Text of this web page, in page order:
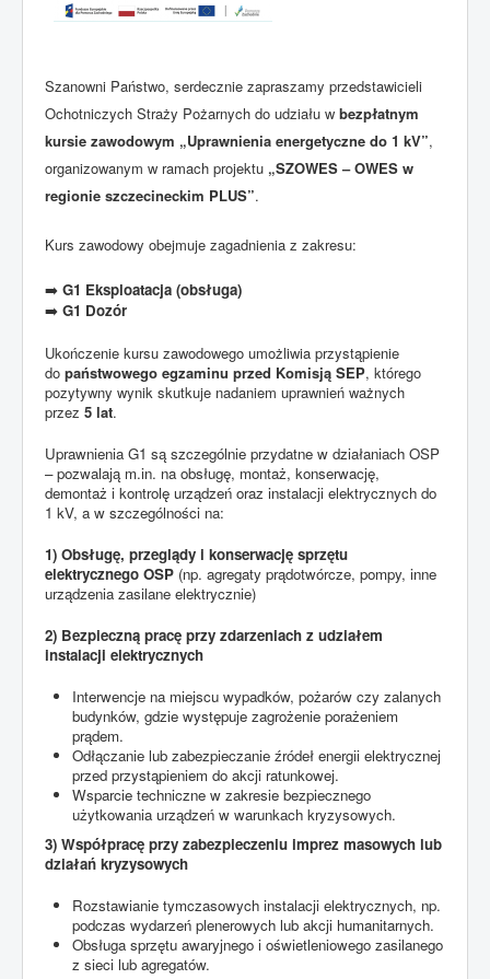
Szanowni Państwo, serdecznie zapraszamy przedstawicieli
Ochotniczych Straży Pożarnych do udziału w bezpłatnym
kursie zawodowym „Uprawnienia energetyczne do 1 kV”,
organizowanym w ramach projektu „SZOWES – OWES w
regionie szczecineckim PLUS”.
Kurs zawodowy obejmuje zagadnienia z zakresu:
➡️ G1 Eksploatacja (obsługa)
➡️ G1 Dozór
Ukończenie kursu zawodowego umożliwia przystąpienie
do państwowego egzaminu przed Komisją SEP, którego
pozytywny wynik skutkuje nadaniem uprawnień ważnych
przez 5 lat.
Uprawnienia G1 są szczególnie przydatne w działaniach OSP
– pozwalają m.in. na obsługę, montaż, konserwację,
demontaż i kontrolę urządzeń oraz instalacji elektrycznych do
1 kV, a w szczególności na:
1) Obsługę, przeglądy i konserwację sprzętu
elektrycznego OSP (np. agregaty prądotwórcze, pompy, inne
urządzenia zasilane elektrycznie)
2) Bezpieczną pracę przy zdarzeniach z udziałem
instalacji elektrycznych
Interwencje na miejscu wypadków, pożarów czy zalanych
budynków, gdzie występuje zagrożenie porażeniem
prądem.
Odłączanie lub zabezpieczanie źródeł energii elektrycznej
przed przystąpieniem do akcji ratunkowej.
Wsparcie techniczne w zakresie bezpiecznego
użytkowania urządzeń w warunkach kryzysowych.
3) Współpracę przy zabezpieczeniu imprez masowych lub
działań kryzysowych
Rozstawianie tymczasowych instalacji elektrycznych, np.
podczas wydarzeń plenerowych lub akcji humanitarnych.
Obsługa sprzętu awaryjnego i oświetleniowego zasilanego
z sieci lub agregatów.